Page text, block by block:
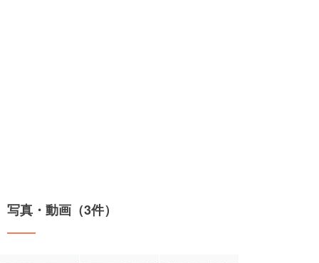
写真・動画（3件）